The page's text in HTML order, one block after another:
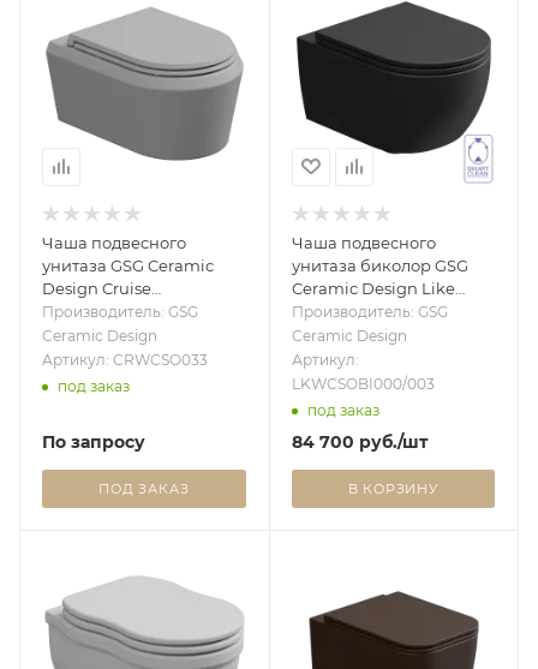
Чаша подвесного
унитаза GSG Ceramic
Design Cruise
CRWCSO033, Perla Matt
CRWCSO033
Производитель: GSG
Ceramic Design
Артикул: CRWCSO033
под заказ
По запросу
ПОД ЗАКАЗ
Чаша подвесного
унитаза биколор GSG
Ceramic Design Like
LKWCSOBI000/003,
White/Black Matt
LKWCSOBI000/003
Производитель: GSG
Ceramic Design
Артикул:
LKWCSOBI000/003
под заказ
84 700 руб./шт
В КОРЗИНУ